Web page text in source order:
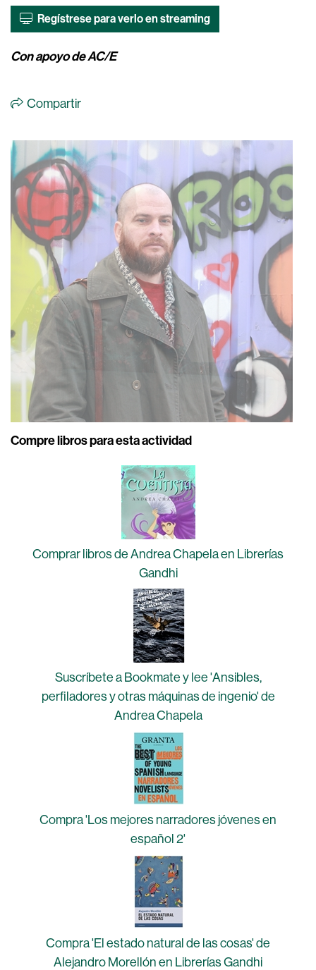
Regístrese para verlo en streaming
Con apoyo de AC/E
Compartir
Compre libros para esta actividad
Comprar libros de Andrea Chapela en Librerías
Gandhi
Suscríbete a Bookmate y lee 'Ansibles,
perfiladores y otras máquinas de ingenio' de
Andrea Chapela
Compra 'Los mejores narradores jóvenes en
español 2'
Compra 'El estado natural de las cosas' de
Alejandro Morellón en Librerías Gandhi